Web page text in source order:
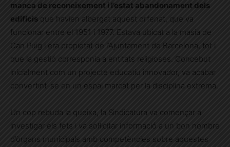
manca de reconeixement i l’estat abandonament dels
edificis que havien albergat aquest orfenat, que va
funcionar entre el 1951 i 1977. Estava ubicat a la masia de
Can Puig i era propietat de l’Ajuntament de Barcelona, tot i
que la gestió corresponia a entitats religioses. Concebut
inicialment com un projecte educatiu innovador, va acabar
convertint-se en un espai marcat per la disciplina extrema.
Un cop rebuda la queixa, la Sindicatura va començar a
investigar els fets i va sol·licitar informació a un bon nombre
d’òrgans municipals amb competències sobre aquestes